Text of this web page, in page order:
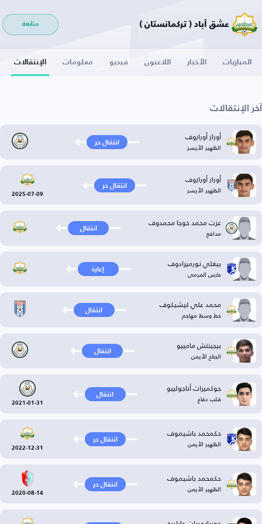
عشق أباد ( تركمانستان ) متابعة
المباريات الأخبار اللاعبون فيديو معلومات الإنتقالات
آخر الإنتقالات
أوراز أورازوف
الظهير الأيسر انتقال حر
أوراز أورازوف
الظهير الأيسر انتقال حر
2025-07-09
عزت محمد خوجا محمدوف
مدافع انتقال
بيغلي نورميرادوف
حارس المرمى إعارة
محمد علي كيشيكوف
خط وسط مهاجم انتقال
بيجينتش مامييو
الجناح الأيمن انتقال
جوكميرات أناجولييو
قلب دفاع انتقال
2021-01-31
حكمحمد باشيموف
الظهير الأيمن انتقال حر
2022-12-31
حكمحمد باشيموف
الظهير الأيمن انتقال حر
2020-08-14